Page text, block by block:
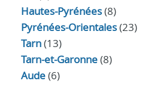
Hautes-Pyrénées(8)
Pyrénées-Orientales(23)
Tarn(13)
Tarn-et-Garonne(8)
Aude(6)